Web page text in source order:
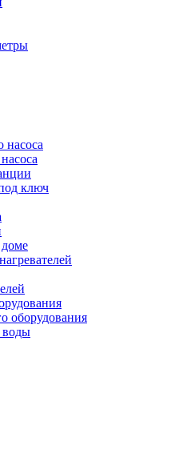
ключ
оборудования
воды